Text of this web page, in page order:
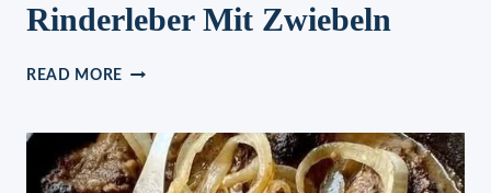
Rinderleber Mit Zwiebeln
READ MORE RINDERLEBER